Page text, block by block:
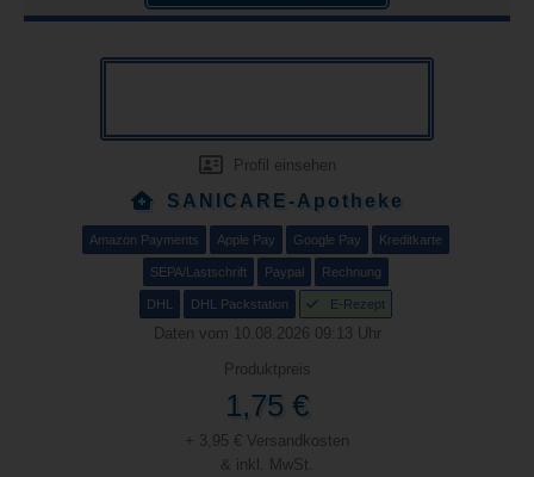
Profil einsehen
SANICARE-Apotheke
Amazon Payments Apple Pay Google Pay Kreditkarte
SEPA/Lastschrift Paypal Rechnung
DHL DHL Packstation E-Rezept
Daten vom 10.08.2026 09:13 Uhr
Produktpreis
1,75 €
+ 3,95 € Versandkosten
& inkl. MwSt.